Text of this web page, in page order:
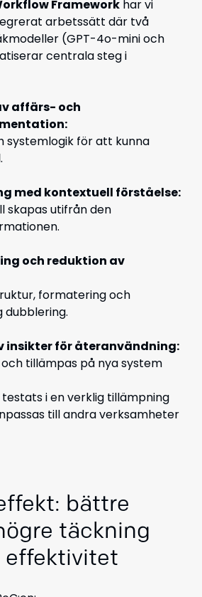
Framework har vi
arbetssätt där två
(GPT-4o-mini och
centrala steg i
affärs- och
systemlogik för att kunna
med kontextuell förståelse:
skapas utifrån den
och reduktion av
formatering och
dubblering.
insikter för återanvändning:
och tillämpas på nya system
i en verklig tillämpning
till andra verksamheter
bättre
täckning
effektivitet